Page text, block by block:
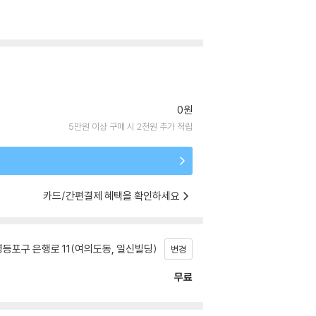
0원
5만원 이상 구매 시 2천원 추가 적립
카드/간편결제 혜택을 확인하세요
포구 은행로 11(여의도동, 일신빌딩) 변경
무료